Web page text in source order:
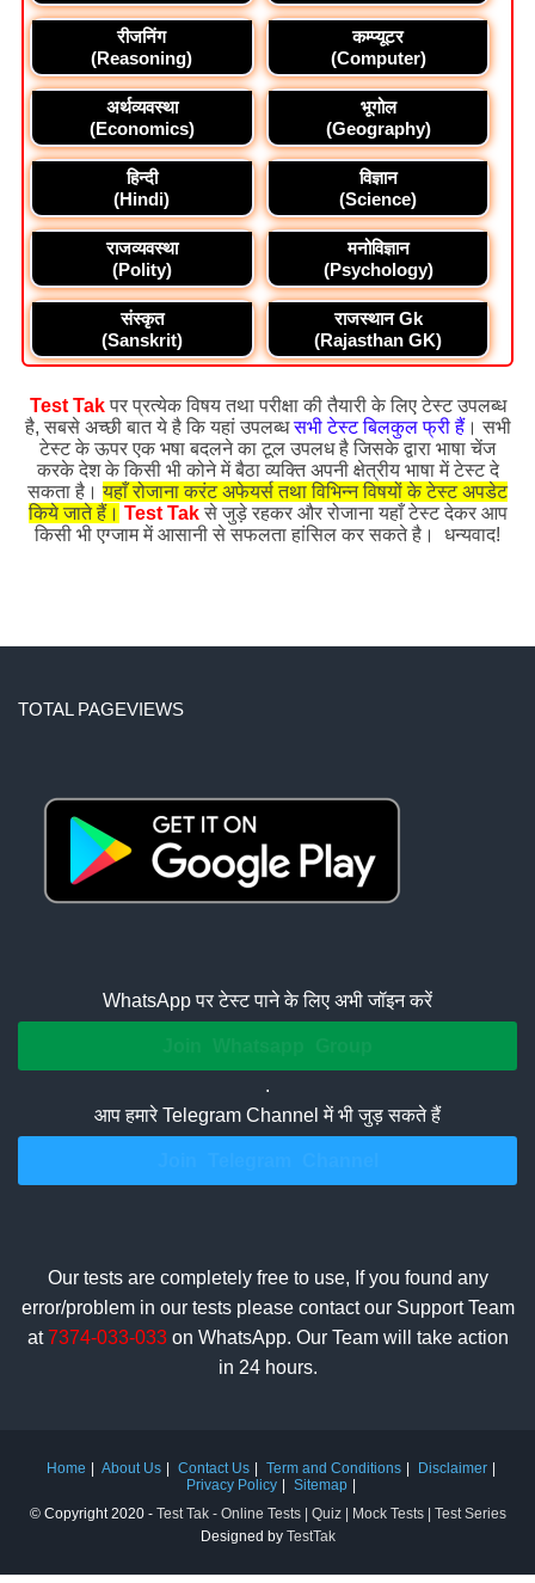
रीजनिंग
(Reasoning)
कम्प्यूटर
(Computer)
अर्थव्यवस्था
(Economics)
भूगोल
(Geography)
हिन्दी
(Hindi)
विज्ञान
(Science)
राजव्यवस्था
(Polity)
मनोविज्ञान
(Psychology)
संस्कृत
(Sanskrit)
राजस्थान Gk
(Rajasthan GK)
Test Takपर प्रत्येक विषय तथा परीक्षा की तैयारी के लिए टेस्ट उपलब्ध
है, सबसे अच्छी बात ये है कि यहां उपलब्धसभी टेस्ट बिलकुल फ्री हैं। सभी
टेस्ट के ऊपर एक भषा बदलने का टूल उपलध है जिसके द्वारा भाषा चेंज
करके देश के किसी भी कोने में बैठा व्यक्ति अपनी क्षेत्रीय भाषा में टेस्ट दे
सकता है।यहाँ रोजाना करंट अफेयर्स तथा विभिन्न विषयों के टेस्ट अपडेट
किये जाते हैं। Test Takसे जुड़े रहकर और रोजाना यहाँ टेस्ट देकर आप
किसी भी एग्जाम में आसानी से सफलता हांसिल कर सकते है। धन्यवाद!
TOTAL PAGEVIEWS
WhatsApp पर टेस्ट पाने के लिए अभी जॉइन करें
.
आप हमारे Telegram Channel में भी जुड़ सकते हैं
Our tests are completely free to use, If you found any
error/problem in our tests please contact our Support Team
at7374-033-033on WhatsApp. Our Team will take action
in 24 hours.
Home About Us Contact Us Term and Conditions
Disclaimer
Privacy Policy
Sitemap
© Copyright 2020 - Test Tak - Online Tests | Quiz | Mock Tests | Test Series
Designed by TestTak